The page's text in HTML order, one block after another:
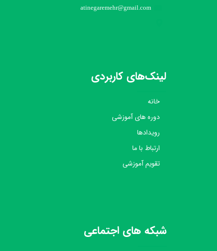
atinegaremehr@gmail.com
لینک‌های کاربردی
خانه
دوره های آموزشی
رویدادها
ارتباط با ما
تقویم آموزشی
شبکه های اجتماعی